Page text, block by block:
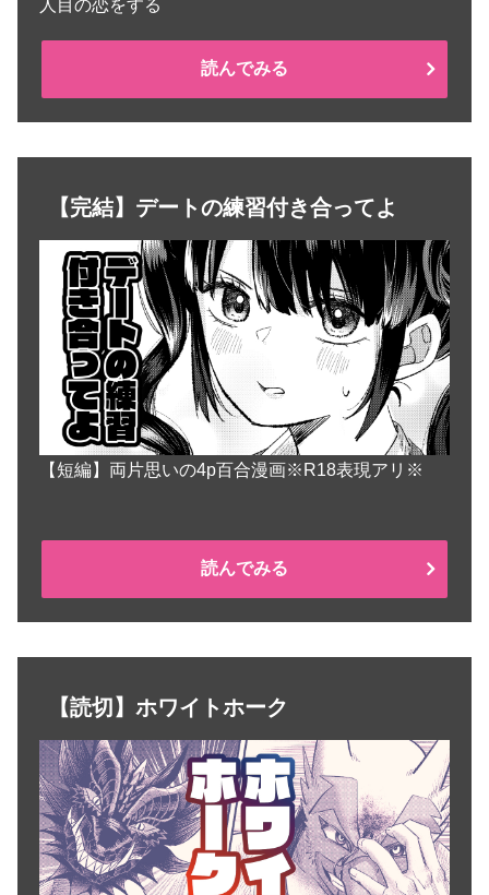
人目の恋をする
読んでみる
【完結】デートの練習付き合ってよ
【短編】両片思いの4p百合漫画※R18表現アリ※
読んでみる
【読切】ホワイトホーク